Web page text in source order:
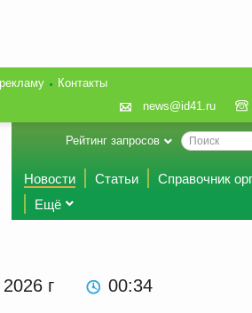
Контакты
news@id41.ru
Рейтинг запросов
Новости Статьи
Справочник
Ещё
2026 г 00:34